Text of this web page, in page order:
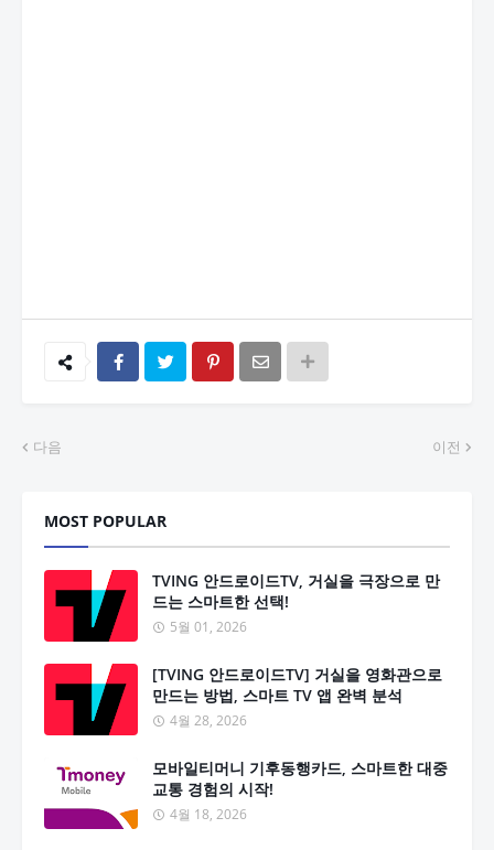
다음 이전
MOST POPULAR
TVING 안드로이드TV, 거실을 극장으로 만
드는 스마트한 선택!
5월 01, 2026
[TVING 안드로이드TV] 거실을 영화관으로
만드는 방법, 스마트 TV 앱 완벽 분석
4월 28, 2026
모바일티머니 기후동행카드, 스마트한 대중
교통 경험의 시작!
4월 18, 2026